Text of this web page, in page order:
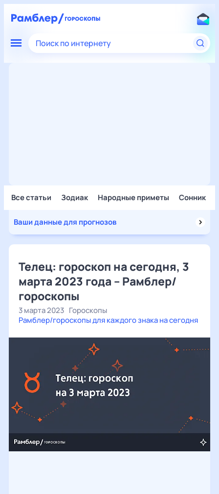
Поиск по интернету
Все статьи Зодиак Народные приметы Сонник
Ваши данные для прогнозов
Телец: гороскоп на сегодня, 3
марта 2023 года – Рамблер/
гороскопы
3 марта 2023 Гороскопы
Рамблер/гороскопы для каждого знака на сегодня